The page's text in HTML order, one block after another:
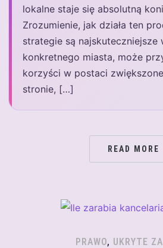
lokalne staje się absolutną
Zrozumienie, jak działa ten
strategie są najskuteczniejsze
konkretnego miasta, może
korzyści w postaci
stronie, […]
READ MORE
PRAWO, UKRYTE